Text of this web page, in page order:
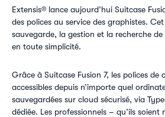
Extensis® lance aujourd’hui Suitcase
des polices au service des graphistes.
sauvegarde, la gestion et la recherche
en toute simplicité.
Grâce à Suitcase Fusion 7, les polices de
accessibles depuis n’importe quel
sauvegardées sur cloud sécurisé, via
dédiée. Les professionnels – qu’ils soient